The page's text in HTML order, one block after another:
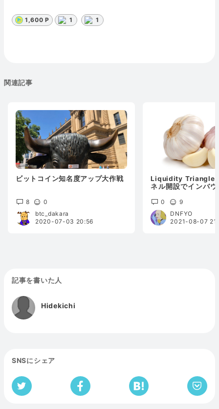
1,600 P 1 1
関連記事
ビットコイン知名度アップ大作戦
8
0
btc_dakara
2020-07-03 20:56
Liquidity Triangle
ネル開設でインバ
0
9
DNFYO
2021-08-07
記事を書いた人
Hidekichi
SNSにシェア